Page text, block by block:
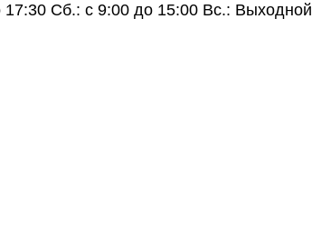
17:30 Сб.: с 9:00 до 15:00 Вс.: Выходной